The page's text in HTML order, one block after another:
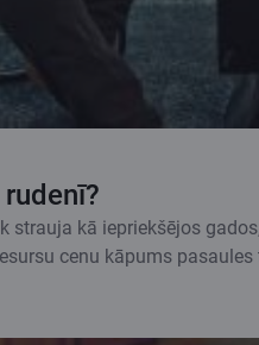
kā iepriekšējos
cenu kāpums